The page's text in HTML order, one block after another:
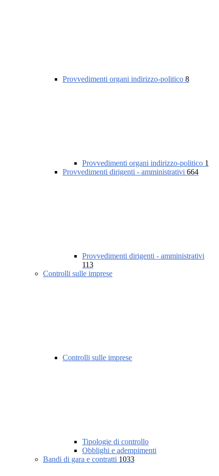
Provvedimenti organi indirizzo-politico 8
Provvedimenti organi indirizzo-politico 1
Provvedimenti dirigenti - amministrativi 664
Provvedimenti dirigenti - amministrativi
113
Controlli sulle imprese
Controlli sulle imprese
Tipologie di controllo
Obblighi e adempimenti
Bandi di gara e contratti 1033